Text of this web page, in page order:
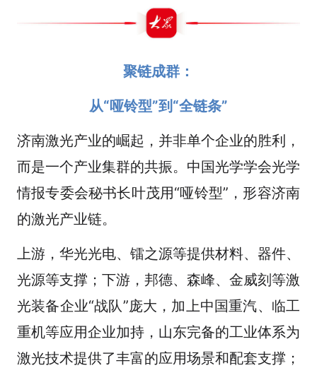
聚链成群：
从“哑铃型”到“全链条”
济南激光产业的崛起，并非单个企业的胜利，
而是一个产业集群的共振。中国光学学会光学
情报专委会秘书长叶茂用“哑铃型”，形容济南
的激光产业链。
上游，华光光电、镭之源等提供材料、器件、
光源等支撑；下游，邦德、森峰、金威刻等激
光装备企业“战队”庞大，加上中国重汽、临工
重机等应用企业加持，山东完备的工业体系为
激光技术提供了丰富的应用场景和配套支撑；